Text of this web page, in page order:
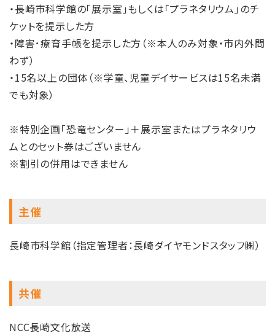
・長崎市科学館の「展示室」もしくは「プラネタリウム」のチ
ケットを提示した方
・障害･療育手帳を提示した方（※本人のみ対象・市内外問
わず）
・15名以上の団体（※学童、児童デイサービスは15名未満
でも対象）
※特別企画「恐竜センター」＋展示室またはプラネタリウ
ムとのセット券はございません
※割引の併用はできません
主催
長崎市科学館（指定管理者：長崎ダイヤモンドスタッフ㈱）
共催
NCC長崎文化放送